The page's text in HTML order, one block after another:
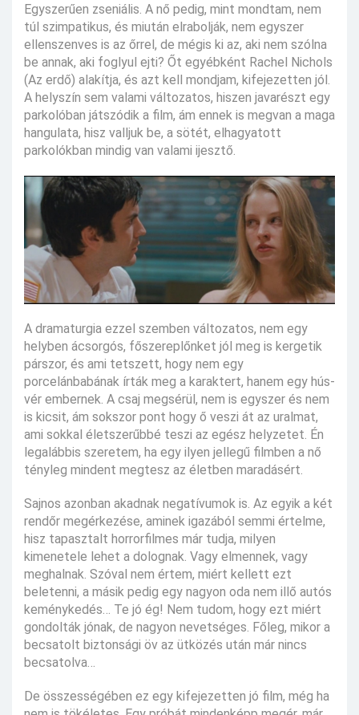
Egyszerűen zseniális. A nő pedig, mint mondtam, nem
túl szimpatikus, és miután elrabolják, nem egyszer
ellenszenves is az őrrel, de mégis ki az, aki nem szólna
be annak, aki foglyul ejti? Őt egyébként Rachel Nichols
(Az erdő) alakítja, és azt kell mondjam, kifejezetten jól.
A helyszín sem valami változatos, hiszen javarészt egy
parkolóban játszódik a film, ám ennek is megvan a maga
hangulata, hisz valljuk be, a sötét, elhagyatott
parkolókban mindig van valami ijesztő.
A dramaturgia ezzel szemben változatos, nem egy
helyben ácsorgós, főszereplőnket jól meg is kergetik
párszor, és ami tetszett, hogy nem egy
porcelánbabának írták meg a karaktert, hanem egy hús-
vér embernek. A csaj megsérül, nem is egyszer és nem
is kicsit, ám sokszor pont hogy ő veszi át az uralmat,
ami sokkal életszerűbbé teszi az egész helyzetet. Én
legalábbis szeretem, ha egy ilyen jellegű filmben a nő
tényleg mindent megtesz az életben maradásért.
Sajnos azonban akadnak negatívumok is. Az egyik a két
rendőr megérkezése, aminek igazából semmi értelme,
hisz tapasztalt horrorfilmes már tudja, milyen
kimenetele lehet a dolognak. Vagy elmennek, vagy
meghalnak. Szóval nem értem, miért kellett ezt
beletenni, a másik pedig egy nagyon oda nem illő autós
keménykedés… Te jó ég! Nem tudom, hogy ezt miért
gondolták jónak, de nagyon nevetséges. Főleg, mikor a
becsatolt biztonsági öv az ütközés után már nincs
becsatolva…
De összességében ez egy kifejezetten jó film, még ha